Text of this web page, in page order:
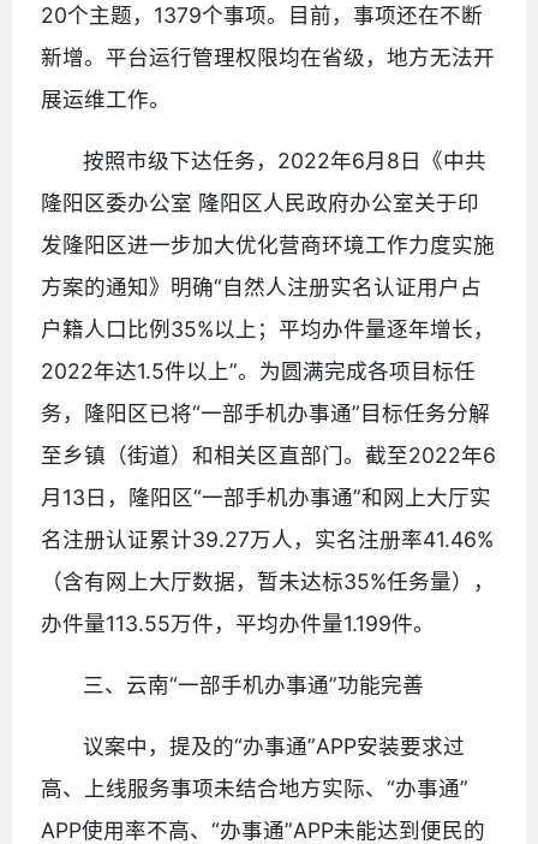
20个主题，1379个事项。目前，事项还在不断
新增。平台运行管理权限均在省级，地方无法开
展运维工作。
按照市级下达任务，2022年6月8日《中共
隆阳区委办公室 隆阳区人民政府办公室关于印
发隆阳区进一步加大优化营商环境工作力度实施
方案的通知》明确“自然人注册实名认证用户占
户籍人口比例35%以上；平均办件量逐年增长，
2022年达1.5件以上”。为圆满完成各项目标任
务，隆阳区已将“一部手机办事通”目标任务分解
至乡镇（街道）和相关区直部门。截至2022年6
月13日，隆阳区“一部手机办事通”和网上大厅实
名注册认证累计39.27万人，实名注册率41.46%
（含有网上大厅数据，暂未达标35%任务量），
办件量113.55万件，平均办件量1.199件。
三、云南“一部手机办事通”功能完善
议案中，提及的“办事通”APP安装要求过
高、上线服务事项未结合地方实际、“办事通”
APP使用率不高、“办事通”APP未能达到便民的